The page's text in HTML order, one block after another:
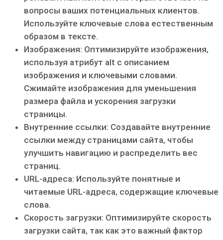
вопросы ваших потенциальных клиентов․
Используйте ключевые слова естественным
образом в тексте․
Изображения: Оптимизируйте изображения‚
используя атрибут alt с описанием
изображения и ключевыми словами․
Сжимайте изображения для уменьшения
размера файла и ускорения загрузки
страницы․
Внутренние ссылки: Создавайте внутренние
ссылки между страницами сайта‚ чтобы
улучшить навигацию и распределить вес
страниц․
URL-адреса: Используйте понятные и
читаемые URL-адреса‚ содержащие ключевые
слова․
Скорость загрузки: Оптимизируйте скорость
загрузки сайта‚ так как это важный фактор